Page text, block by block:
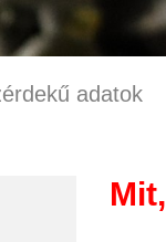
adatok